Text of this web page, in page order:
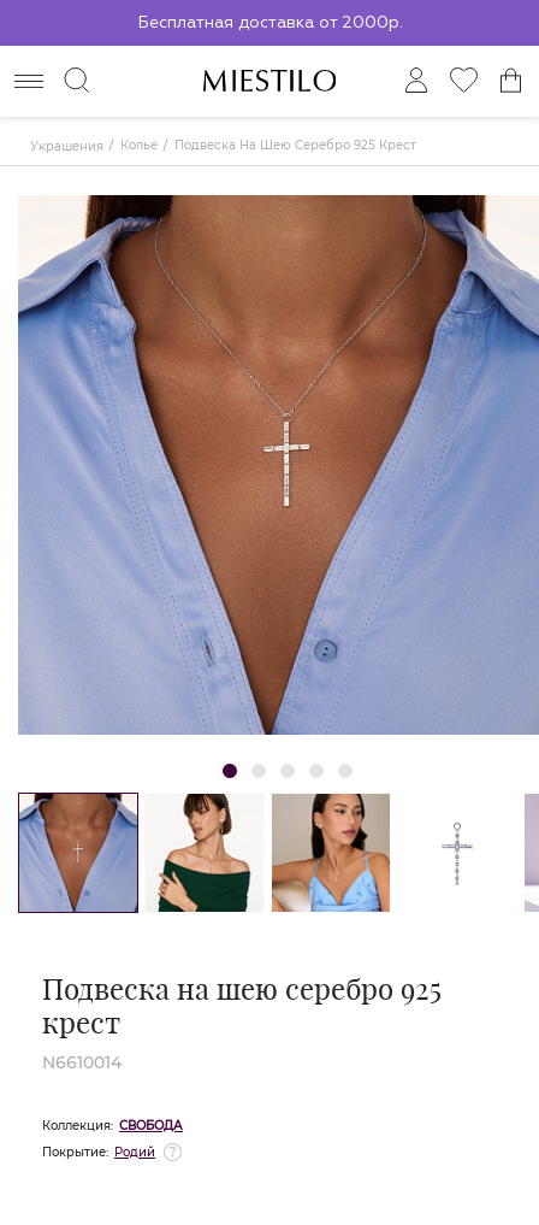
По всей России до ПВЗ СДЭК
Украшения Колье Подвеска На Шею Серебро 925 Крест
Подвеска на шею серебро 925
крест
N6610014
Коллекция: СВОБОДА
Покрытие: Родий